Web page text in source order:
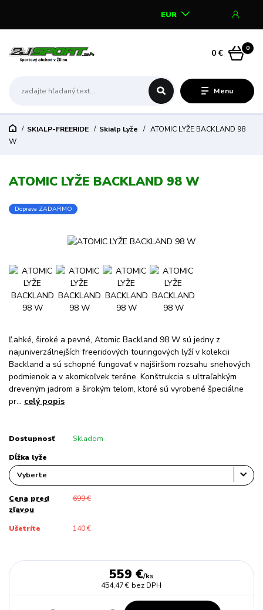
Menu
EUR
0
0 €
SKIALP-FREERIDE Skialp Lyže
ATOMIC LYŽE BACKLAND 98
W
ATOMIC LYŽE BACKLAND 98 W
Doprava ZADARMO
Ľahké, široké a pevné, Atomic Backland 98 W sú jedny z
najuniverzálnejších freeridových touringových lyží v kolekcii
Backland a sú schopné fungovať v najširšom rozsahu snehových
podmienok a v akomkoľvek teréne. Konštrukcia s ultraľahkým
dreveným jadrom a širokým telom, ktoré sú vyrobené špeciálne
pr... celý popis
Dostupnosť Skladom
Dĺžka lyže
Cena pred
zľavou
699 €
Ušetríte 140 €
559 €/ks
454,47 € bez DPH